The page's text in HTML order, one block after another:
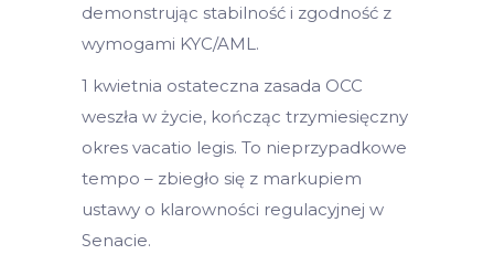
demonstrując stabilność i zgodność z
wymogami KYC/AML.
1 kwietnia ostateczna zasada OCC
weszła w życie, kończąc trzymiesięczny
okres vacatio legis. To nieprzypadkowe
tempo – zbiegło się z markupiem
ustawy o klarowności regulacyjnej w
Senacie.